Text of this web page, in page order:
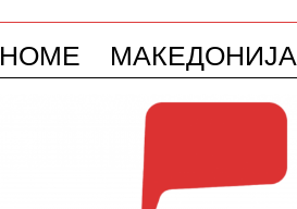
HOME МАКЕДОНИЈА